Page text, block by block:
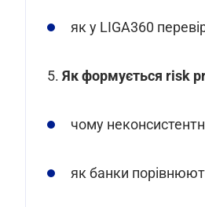
як у LIGA360
5. Як формується risk
чому
як банки